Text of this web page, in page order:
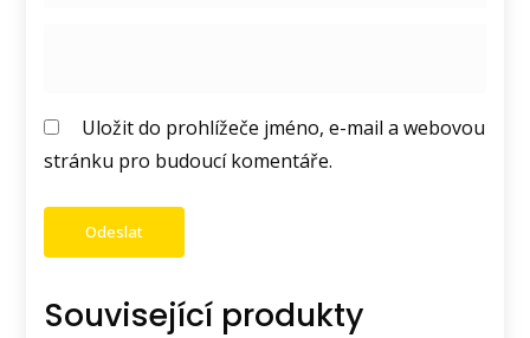
Uložit do prohlížeče jméno, e-mail a webovou
stránku pro budoucí komentáře.
Související produkty